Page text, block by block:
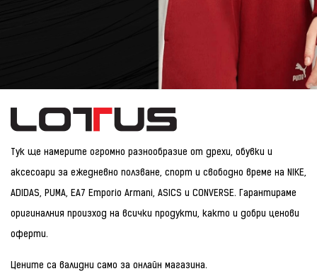
Тук ще намерите огромно разнообразие от дрехи, обувки и
аксесоари за ежедневно ползване, спорт и свободно време на NIKE,
ADIDAS, PUMA, EA7 Emporio Armani, ASICS и CONVERSE. Гарантираме
оригиналния произход на всички продукти, както и добри ценови
оферти.
Цените са валидни само за онлайн магазина.